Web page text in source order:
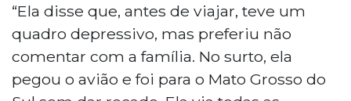
“Ela disse que, antes de viajar, teve um
quadro depressivo, mas preferiu não
comentar com a família. No surto, ela
pegou o avião e foi para o Mato Grosso do